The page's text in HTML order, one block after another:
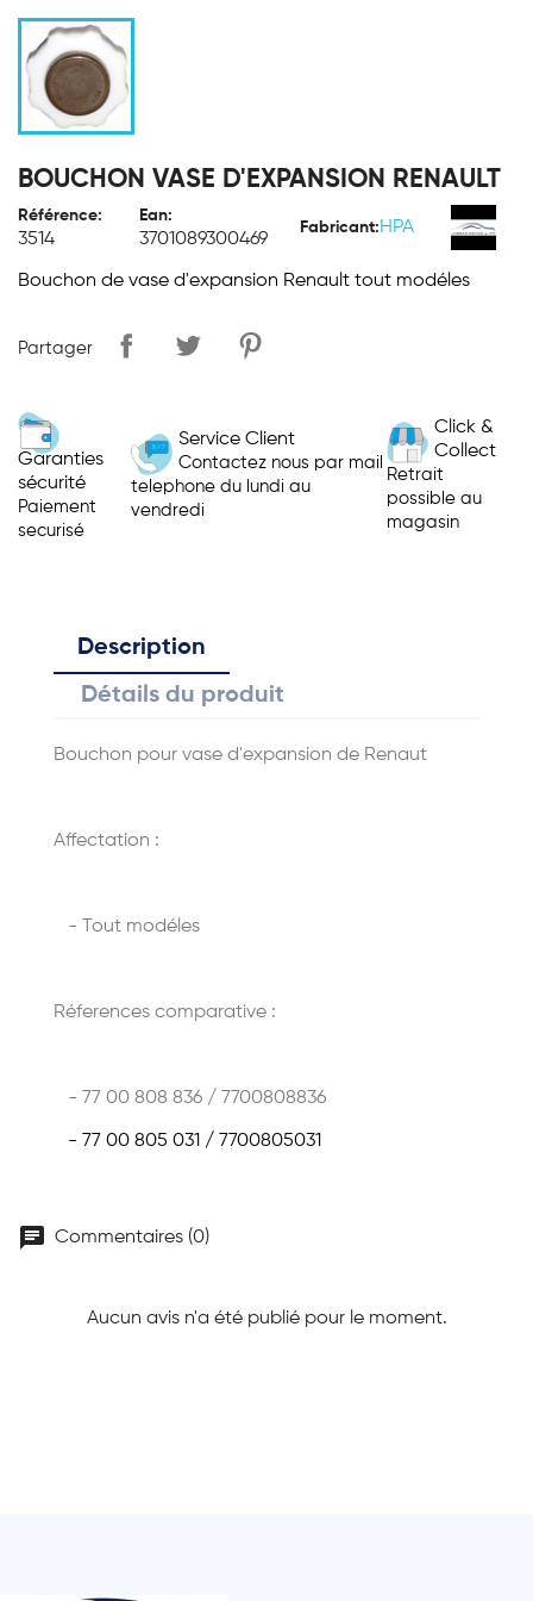
BOUCHON VASE D'EXPANSION RENAULT
Référence:
3514
Ean:
3701089300469
Fabricant: HPA
Bouchon de vase d'expansion Renault tout modéles
Partager
Garanties
sécurité
Paiement
securisé
Service Client
Contactez nous par mail
telephone du lundi au
vendredi
Click &
Collect
Retrait
possible au
magasin
Description
Détails du produit
Bouchon pour vase d'expansion de Renaut
Affectation :
- Tout modéles
Réferences comparative :
- 77 00 808 836 / 7700808836
- 77 00 805 031 / 7700805031
chat Commentaires (0)
Aucun avis n'a été publié pour le moment.